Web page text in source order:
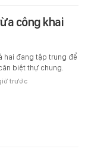
công khai
hai đang tập trung để
biệt thự chung.
trước